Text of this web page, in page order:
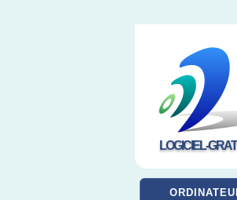
LOGICIEL-